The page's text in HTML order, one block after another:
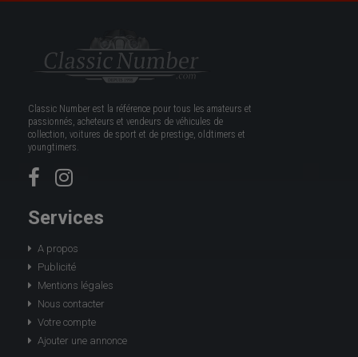
Classic Number est la référence pour tous les amateurs et
passionnés, acheteurs et vendeurs de véhicules de
collection, voitures de sport et de prestige, oldtimers et
youngtimers.
Services
A propos
Publicité
Mentions légales
Nous contacter
Votre compte
Ajouter une annonce